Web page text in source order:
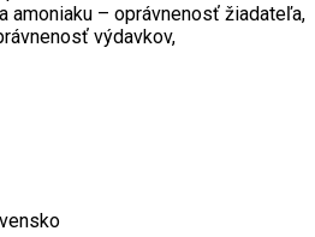
amoniaku – oprávnenosť žiadateľa,
výdavkov,